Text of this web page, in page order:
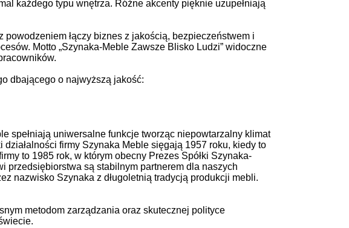
każdego typu wnętrza. Różne akcenty pięknie uzupełniają
łączy biznes z jakością, bezpieczeństwem i
Motto „Szynaka-Meble Zawsze Blisko Ludzi” widoczne
dbającego o najwyższą jakość:
spełniają uniwersalne funkcje tworząc niepowtarzalny klimat
firmy Szynaka Meble sięgają 1957 roku, kiedy to
to 1985 rok, w którym obecny Prezes Spółki Szynaka-
przedsiębiorstwa są stabilnym partnerem dla naszych
nazwisko Szynaka z długoletnią tradycją produkcji mebli.
metodom zarządzania oraz skutecznej polityce